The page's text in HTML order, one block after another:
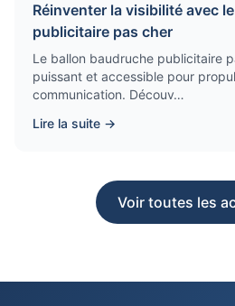
Réinventer la visibilité avec
publicitaire pas cher
Le ballon baudruche publicitaire
puissant et accessible pour
communication. Découv…
Lire la suite →
Voir toutes les